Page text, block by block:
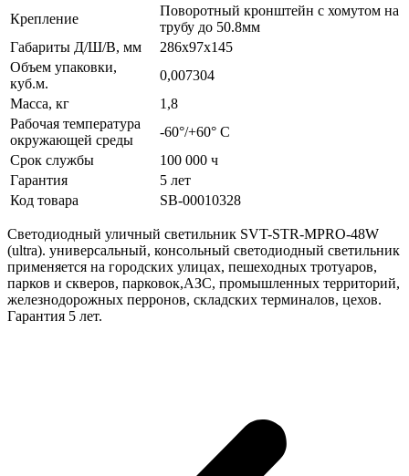
Крепление
Поворотный кронштейн с хомутом на
трубу до 50.8мм
Габариты Д/Ш/В, мм
286x97x145
Объем упаковки,
куб.м.
0,007304
Масса, кг
1,8
Рабочая температура
окружающей среды
-60°/+60° С
Срок службы
100 000 ч
Гарантия
5 лет
Код товара
SB-00010328
Светодиодный уличный светильник SVT-STR-MPRO-48W
(ultra). универсальный, консольный светодиодный светильник
применяется на городских улицах, пешеходных тротуаров,
парков и скверов, парковок,АЗС, промышленных территорий,
железнодорожных перронов, складских терминалов, цехов.
Гарантия 5 лет.